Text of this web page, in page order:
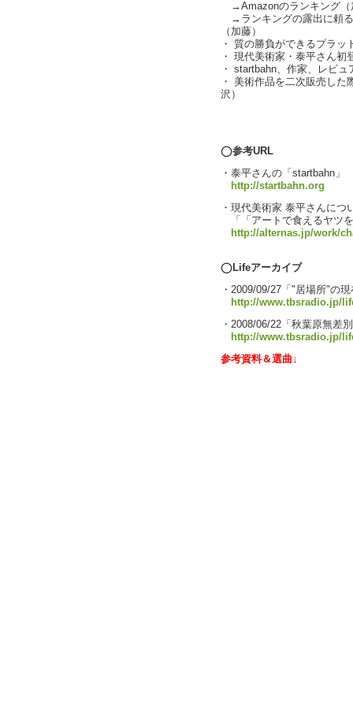
→Amazonのランキング（
→ランキングの露出に頼る
（加藤）
・ 質の勝負ができるプラ
・ 現代美術家・泰平さん初
・ startbahn、作家、レビ
・ 美術作品を二次販売し
沢）
◯参考URL
・泰平さんの「startbahn」
http://startbahn.org
・現代美術家 泰平さんにつ
「「アートで食えるヤツ
http://alternas.jp/work/
◯Lifeアーカイブ
・2009/09/27「"居場所"の
http://www.tbsradio.jp/
・2008/06/22「秋葉原無差
http://www.tbsradio.jp/
参考資料＆選曲↓